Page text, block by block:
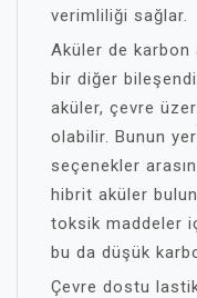
verimliliği sağlar.
Aküler de
bir diğer
aküler, çevre
olabilir. Bunun
seçenekler
hibrit aküler
toksik maddeler
bu da düşük
Çevre dostu